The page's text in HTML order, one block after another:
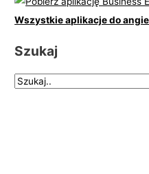
Wszystkie aplikacje do
Szukaj